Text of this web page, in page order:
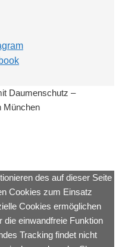
Daumenschutz –
München
des auf dieser Seite
Cookies zum Einsatz
Cookies ermöglichen
die einwandfreie Funktion
Tracking findet nicht